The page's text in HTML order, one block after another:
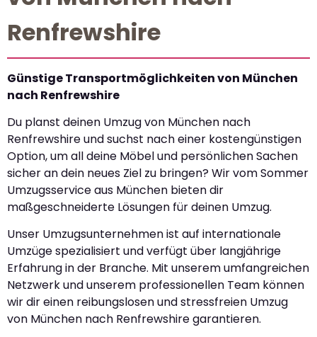
Renfrewshire
Günstige Transportmöglichkeiten von München
nach Renfrewshire
Du planst deinen Umzug von München nach
Renfrewshire und suchst nach einer kostengünstigen
Option, um all deine Möbel und persönlichen Sachen
sicher an dein neues Ziel zu bringen? Wir vom Sommer
Umzugsservice aus München bieten dir
maßgeschneiderte Lösungen für deinen Umzug.
Unser Umzugsunternehmen ist auf internationale
Umzüge spezialisiert und verfügt über langjährige
Erfahrung in der Branche. Mit unserem umfangreichen
Netzwerk und unserem professionellen Team können
wir dir einen reibungslosen und stressfreien Umzug
von München nach Renfrewshire garantieren.